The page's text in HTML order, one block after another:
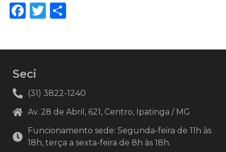
Facebook
Twitter
Seci
(31) 3822-1240
Av. 28 de Abril, 621, Centro, Ipatinga / MG
Funcionamento sede: Segunda-feira de 11h às
18h, terça a sexta-feira de 8h às 18h.